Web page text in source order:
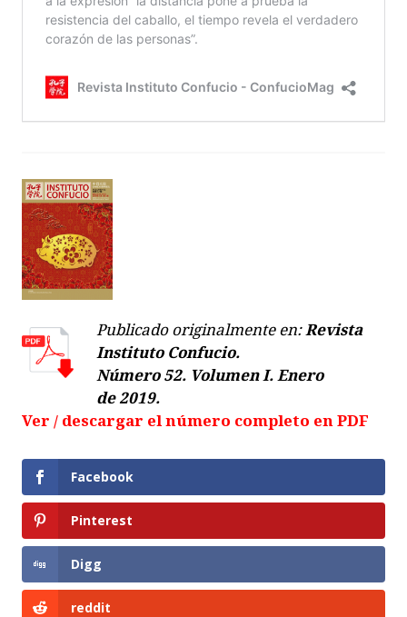
Publicado originalmente en:Revista
Instituto Confucio.
Número 52. Volumen I. Enero
de 2019.
Ver / descargar el número completo en PDF
Facebook
Pinterest
Digg
reddit